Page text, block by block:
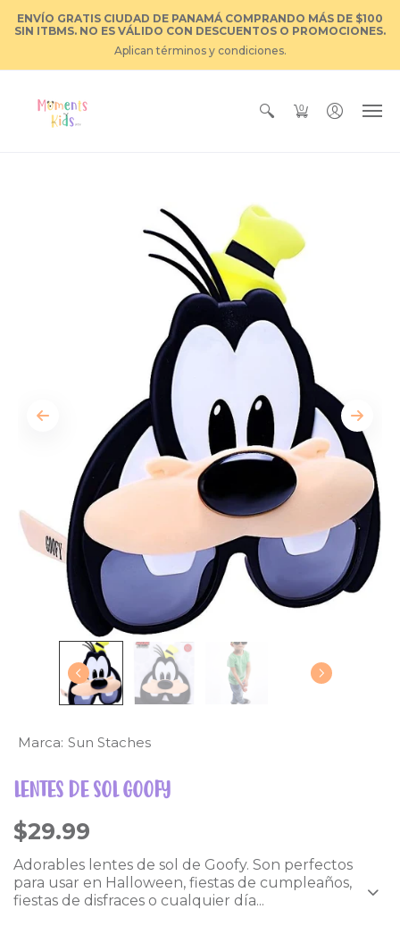
ENVÍO GRATIS CIUDAD DE PANAMÁ COMPRANDO MÁS DE $100
SIN ITBMS. NO ES VÁLIDO CON DESCUENTOS O PROMOCIONES.
Aplican términos y condiciones.
0
Marca: Sun Staches
LENTES DE SOL GOOFY
$29.99
Adorables lentes de sol de Goofy. Son perfectos
para usar en Halloween, fiestas de cumpleaños,
fiestas de disfraces o cualquier día...